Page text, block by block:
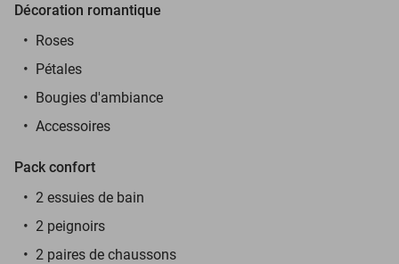
Décoration romantique
Roses
Pétales
Bougies d'ambiance
Accessoires
Pack confort
2 essuies de bain
2 peignoirs
2 paires de chaussons